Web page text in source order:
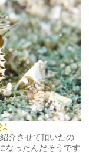
介させて頂いたの
なったんだそうです